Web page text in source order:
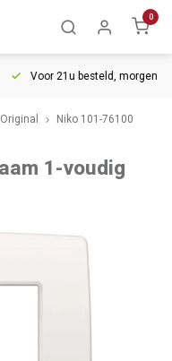
0
Voor 21u besteld, morgen in
Niko 101-76100
1-voudig